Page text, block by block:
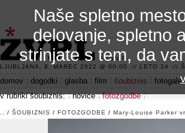
3.2 alfa R
LJUBLJANA, 8. MAREC 2022 @ 00:00 :// LETO 24
domov dogodki glasba film šoubiznis
v rubriki šoubiznis:
novice fotozgodbe
/ ŠOUBIZNIS / FOTOZGODBE / Mary-Louise Parker
Naše spletno
delovanje, spletno
strinjate s tem, da